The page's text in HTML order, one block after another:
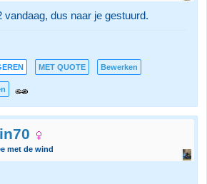
vandaag, dus naar je gestuurd.
MET QUOTE Bewerken
met de wind